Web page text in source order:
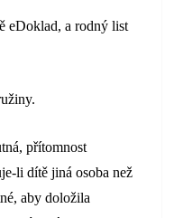
eDoklad, a rodný list
přítomnost
li dítě jiná osoba než
aby doložila